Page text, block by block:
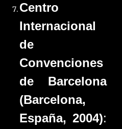
Centro
Internacional
de
Convenciones
de Barcelona
(Barcelona,
España, 2004):